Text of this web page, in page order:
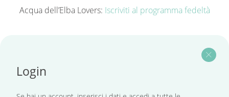
Acqua dell’Elba Lovers: Iscriviti al programma fedeltà
close
Login